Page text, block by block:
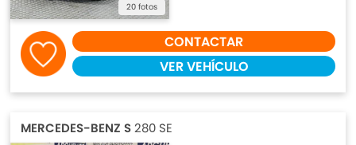
20 fotos
CONTACTAR
VER VEHÍCULO
MERCEDES-BENZ S280 SE